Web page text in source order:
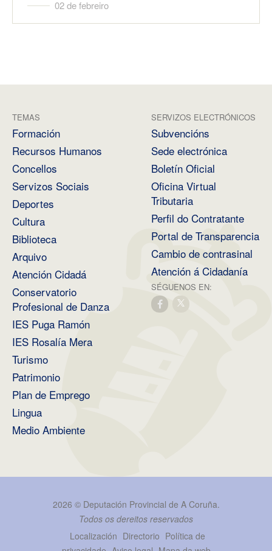
02 de febreiro
TEMAS
Formación
Recursos Humanos
Concellos
Servizos Sociais
Deportes
Cultura
Biblioteca
Arquivo
Atención Cidadá
Conservatorio
Profesional de Danza
IES Puga Ramón
IES Rosalía Mera
Turismo
Patrimonio
Plan de Emprego
Lingua
Medio Ambiente
SERVIZOS ELECTRÓNICOS
Subvencións
Sede electrónica
Boletín Oficial
Oficina Virtual
Tributaria
Perfil do Contratante
Portal de Transparencia
Cambio de contrasinal
Atención á Cidadanía
SÉGUENOS EN:
2026 © Deputación Provincial de A Coruña.
Todos os dereitos reservados
Localización Directorio Política de